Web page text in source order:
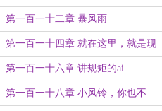
第一百一十二章 暴风雨
第一百一十四章 就在这里，就是现
在！
第一百一十六章 讲规矩的ai
第一百一十八章 小风铃，你也不